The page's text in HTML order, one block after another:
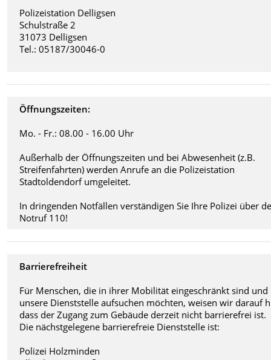
Polizeistation Delligsen
Schulstraße 2
31073 Delligsen
Tel.: 05187/30046-0
Öffnungszeiten:
Mo. - Fr.: 08.00 - 16.00 Uhr
Außerhalb der Öffnungszeiten und bei Abwesenheit (z.B.
Streifenfahrten) werden Anrufe an die Polizeistation
Stadtoldendorf umgeleitet.
In dringenden Notfällen verständigen Sie Ihre Polizei über
Notruf 110!
Barrierefreiheit
Für Menschen, die in ihrer Mobilität eingeschränkt sind und
unsere Dienststelle aufsuchen möchten, weisen wir darauf
dass der Zugang zum Gebäude derzeit nicht barrierefrei ist.
Die nächstgelegene barrierefreie Dienststelle ist:
Polizei Holzminden